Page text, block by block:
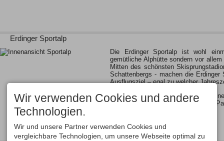
Erdinger Sportalp
Die Erdinger Sportalp ist wohl
gemütliche Alphütte sondern vor
Mitten des schönsten
Schattenbergs - machen die Erdinger
Ausflugsziel – egal zu welcher
Erleben Sie Skispringen hautnah,
die Arena, Kletterspass im Skywalk-
Wir verwenden Cookies und andere
Technologien.
Wir und unsere Partner verwenden Cookies und
vergleichbare Technologien, um unsere Webseite optimal zu